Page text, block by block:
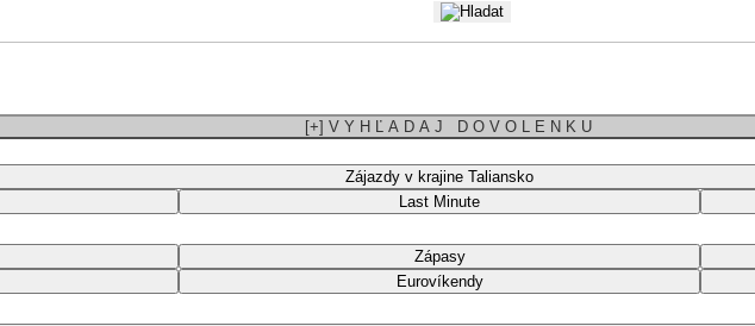
[+] V Y H Ľ A D A J D O V O L E N K U
Zájazdy v krajine Taliansko
Last Minute
Zápasy
Eurovíkendy